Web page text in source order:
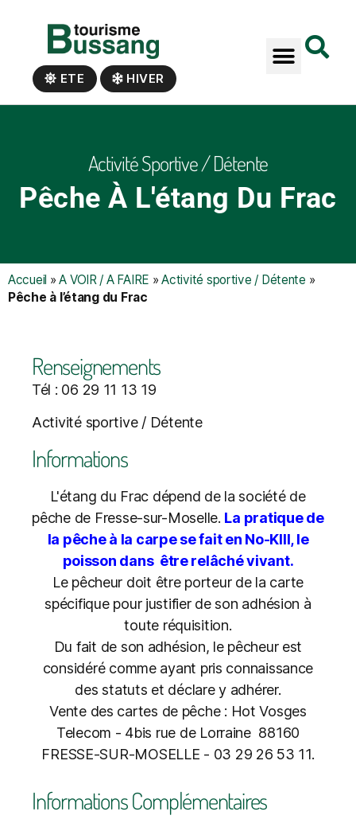
ETE HIVER
Activité Sportive / Détente
Pêche À L'étang Du Frac
Accueil »A VOIR / A FAIRE »Activité sportive / Détente »
Pêche à l’étang du Frac
Renseignements
Tél : 06 29 11 13 19
Activité sportive / Détente
Informations
L'étang du Frac dépend de la société de
pêche de Fresse-sur-Moselle. La pratique de
la pêche à la carpe se fait en No-KIll, le
poisson dans être relâché vivant.
Le pêcheur doit être porteur de la carte
spécifique pour justifier de son adhésion à
toute réquisition.
Du fait de son adhésion, le pêcheur est
considéré comme ayant pris connaissance
des statuts et déclare y adhérer.
Vente des cartes de pêche : Hot Vosges
Telecom - 4bis rue de Lorraine 88160
FRESSE-SUR-MOSELLE - 03 29 26 53 11.
Informations Complémentaires